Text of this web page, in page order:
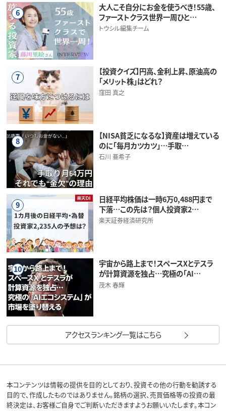
6
大人こそ自分にお金を使うべき！55歳、
ファーストクラス世界一周ひと…
トウシル編集チーム
7
【投資クイズ】円高、金利上昇、原油高の
「メリット株」はどれ？
窪田 真之
8
【NISA貧乏になるな】資産は増えている
のに「毎月カツカツ」…手取…
石川 亜希子
9
日経平均株価は一時6万0,488円まで
下落…この先は？個人投資家2…
楽天証券経済研究所
10
宇宙から路上まで！スペースXとテスラ
が計算資源を独占…究極の「AI…
茂木 春輝
アクセスランキング一覧はこちら
本コンテンツは情報の提供を目的としており、投資その他の行動を勧誘する
目的で、作成したものではありません。銘柄の選択、売買価格等の投資の最
終決定は、お客様ご自身でご判断いただきますようお願いいたします。本コン